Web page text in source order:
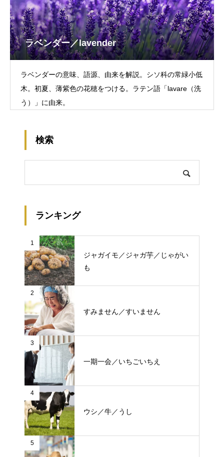
ラベンダー／lavender
ラベンダーの意味、語源、由来を解説。シソ科の常緑小低
木。初夏、薄紫色の花穂をつける。ラテン語「lavare（洗
う）」に由来。
検索
ランキング
1
ジャガイモ／ジャガ芋／じゃがい
も
2
すみません／すいません
3
一期一会／いちごいちえ
4
ウシ／牛／うし
5